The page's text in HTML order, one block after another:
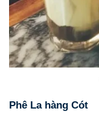
Phê La hàng Cót